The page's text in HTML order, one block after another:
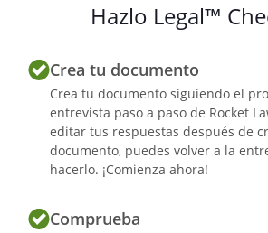
que sean necesarios, serán
previo acuerdo de los cónyuges,
caso de desacuerdo.
Pensión compensatoria
Ambos cónyuges acuerdan no
pagar pensión compensatoria
Hazlo Legal™
Crea tu documento
Crea tu documento siguiendo el
entrevista paso a paso de Rocket
editar tus respuestas después de
documento, puedes volver a la
hacerlo. ¡Comienza ahora!
Comprueba